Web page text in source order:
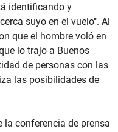
identificando y
suyo en el vuelo". Al
que el hombre voló en
lo trajo a Buenos
de personas con las
las posibilidades de
la conferencia de prensa